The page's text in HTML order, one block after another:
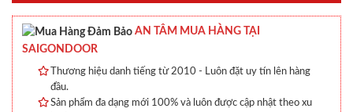
AN TÂM MUA HÀNG TẠI
SAIGONDOOR
Thương hiệu danh tiếng từ 2010 - Luôn đặt uy tín lên hàng
đầu.
Sản phẩm đa dạng mới 100% và luôn được cập nhật theo xu